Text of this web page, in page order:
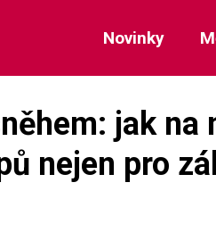
Novinky
jak na
nejen pro